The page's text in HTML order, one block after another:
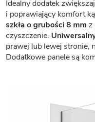
Idealny dodatek
i poprawiający komfort
szkła o grubości 8 mm z
czyszczenie.
prawej lub lewej stronie,
Dodatkowe panele są